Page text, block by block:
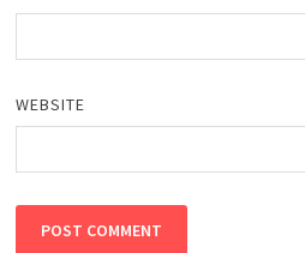
WEBSITE